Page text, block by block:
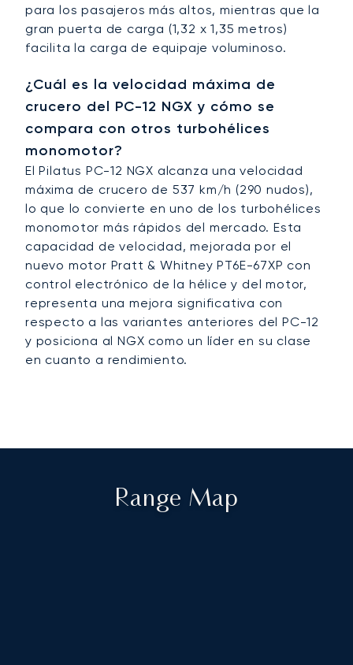
para los pasajeros más altos, mientras que la
gran puerta de carga (1,32 x 1,35 metros)
facilita la carga de equipaje voluminoso.
¿Cuál es la velocidad máxima de
crucero del PC-12 NGX y cómo se
compara con otros turbohélices
monomotor?
El Pilatus PC-12 NGX alcanza una velocidad
máxima de crucero de 537 km/h (290 nudos),
lo que lo convierte en uno de los turbohélices
monomotor más rápidos del mercado. Esta
capacidad de velocidad, mejorada por el
nuevo motor Pratt & Whitney PT6E-67XP con
control electrónico de la hélice y del motor,
representa una mejora significativa con
respecto a las variantes anteriores del PC-12
y posiciona al NGX como un líder en su clase
en cuanto a rendimiento.
Range Map